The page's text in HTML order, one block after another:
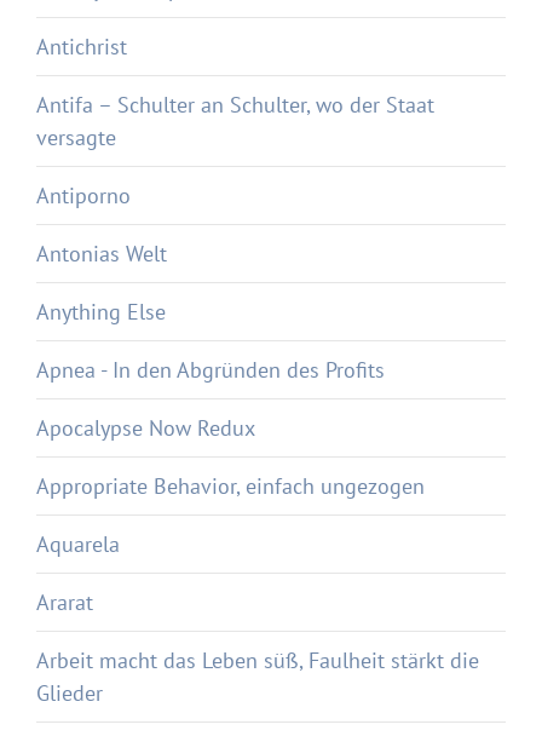
Antichrist
Antifa – Schulter an Schulter, wo der Staat
versagte
Antiporno
Antonias Welt
Anything Else
Apnea - In den Abgründen des Profits
Apocalypse Now Redux
Appropriate Behavior, einfach ungezogen
Aquarela
Ararat
Arbeit macht das Leben süß, Faulheit stärkt die
Glieder